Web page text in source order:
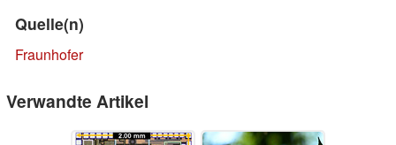
Quelle(n)
Fraunhofer
Verwandte Artikel